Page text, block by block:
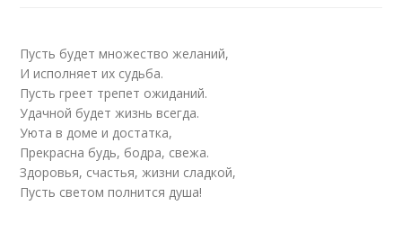
Пусть будет множество желаний,
И исполняет их судьба.
Пусть греет трепет ожиданий.
Удачной будет жизнь всегда.
Уюта в доме и достатка,
Прекрасна будь, бодра, свежа.
Здоровья, счастья, жизни сладкой,
Пусть светом полнится душа!